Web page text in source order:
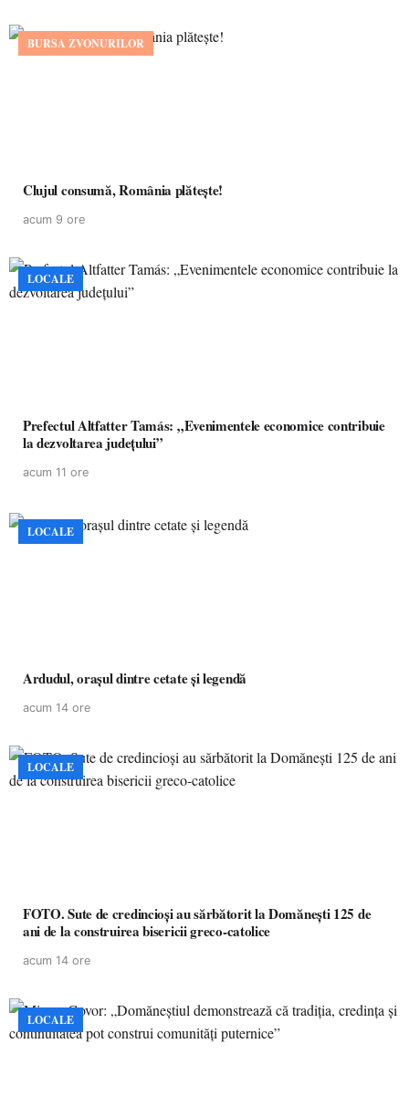
BURSA ZVONURILOR
Clujul consumă, România plătește!
acum 9 ore
LOCALE
Prefectul Altfatter Tamás: „Evenimentele economice contribuie
la dezvoltarea județului”
acum 11 ore
LOCALE
Ardudul, orașul dintre cetate și legendă
acum 14 ore
LOCALE
FOTO. Sute de credincioși au sărbătorit la Domănești 125 de
ani de la construirea bisericii greco-catolice
acum 14 ore
LOCALE